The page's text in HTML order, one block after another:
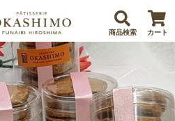
商品検索 カート